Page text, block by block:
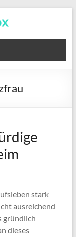
stark
ausreichend
gründlich
dieses